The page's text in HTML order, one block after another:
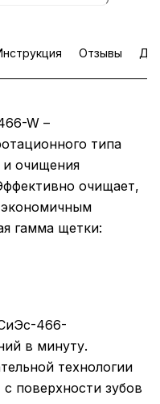
Отзывы
W –
типа
и очищения
очищает,
гамма щетки:
466-
в минуту.
технологии
поверхности зубов